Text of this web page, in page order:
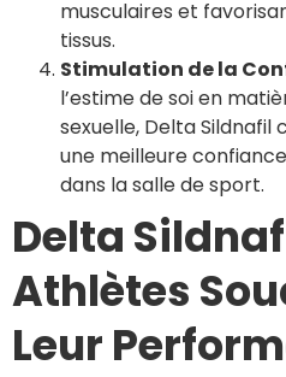
musculaires et
tissus.
Stimulation de la
l’estime de soi en
sexuelle, Delta
une meilleure
dans la salle de sport.
Delta
Athlètes
Leur